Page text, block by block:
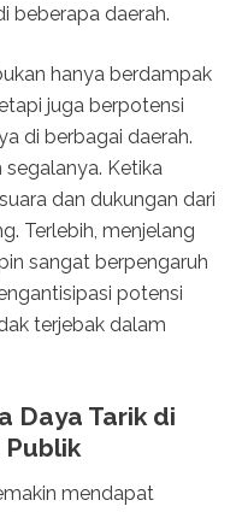
beberapa daerah.
hanya berdampak
juga berpotensi
di berbagai daerah.
Ketika
dan dukungan dari
Terlebih, menjelang
sangat berpengaruh
potensi
terjebak dalam
Daya Tarik di
Publik
mendapat